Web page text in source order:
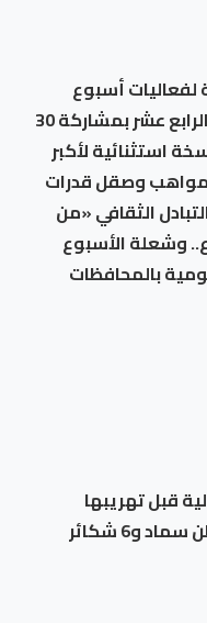
لفعاليات أسبوع
شباب الجامعات والمعاهد العليا الرابع عشر بمشاركة 30
استثنائية لأكبر
وصقل قدرات
الثقافي «من
وشعلة الأسبوع
بالمحافظات
بترولية قبل تهريبها
للسوق السوداء.. ومصادرة 4.5 طن سماد و6 شكائر